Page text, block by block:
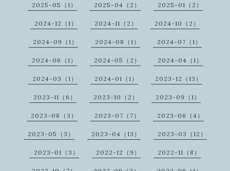
2025-05（1） 2025-04（2） 2025-01（2）
2024-12（1） 2024-11（2） 2024-10（2）
2024-09（1） 2024-08（1） 2024-07（1）
2024-06（1） 2024-05（2） 2024-04（1）
2024-03（1） 2024-01（1） 2023-12（13）
2023-11（6） 2023-10（2） 2023-09（1）
2023-08（3） 2023-07（7） 2023-06（4）
2023-05（3） 2023-04（13） 2023-03（12）
2023-01（3） 2022-12（9） 2022-11（8）